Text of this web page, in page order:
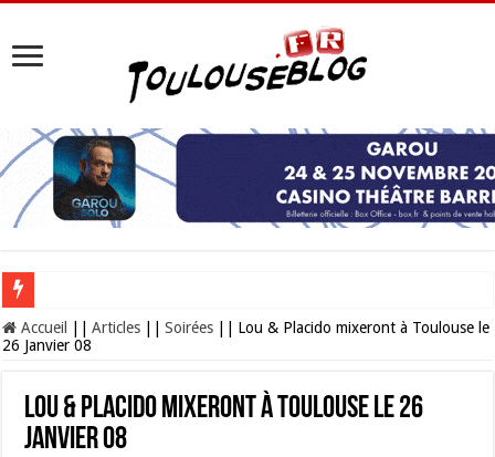
Les Nocturnes de la Cité de l’espace 2026 : l’événement incontournable de
Accueil Articles Soirées
Lou & Placido mixeront à Toulouse le
26 Janvier 08
Lou & Placido mixeront à Toulouse le 26
Janvier 08